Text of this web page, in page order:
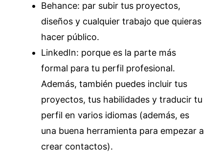
Behance: par subir tus proyectos,
diseños y cualquier trabajo que quieras
hacer público.
LinkedIn: porque es la parte más
formal para tu perfil profesional.
Además, también puedes incluir tus
proyectos, tus habilidades y traducir tu
perfil en varios idiomas (además, es
una buena herramienta para empezar a
crear contactos).